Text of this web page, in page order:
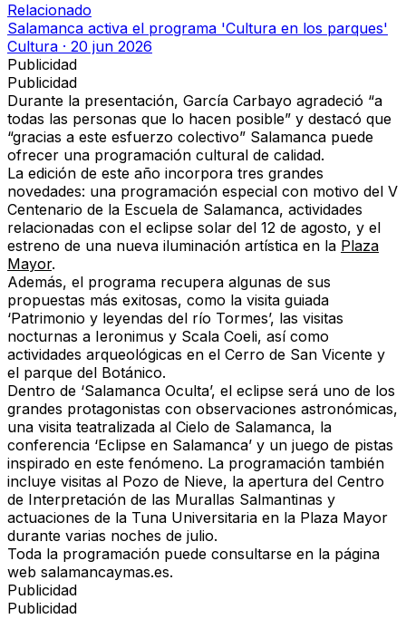
Relacionado
Salamanca activa el programa 'Cultura en los parques'
Cultura · 20 jun 2026
Publicidad
Publicidad
Durante la presentación, García Carbayo agradeció “a
todas las personas que lo hacen posible” y destacó que
“gracias a este esfuerzo colectivo” Salamanca puede
ofrecer una programación cultural de calidad.
La edición de este año incorpora tres grandes
novedades: una programación especial con motivo del V
Centenario de la Escuela de Salamanca, actividades
relacionadas con el eclipse solar del 12 de agosto, y el
estreno de una nueva iluminación artística en la Plaza
Mayor.
Además, el programa recupera algunas de sus
propuestas más exitosas, como la visita guiada
‘Patrimonio y leyendas del río Tormes’, las visitas
nocturnas a Ieronimus y Scala Coeli, así como
actividades arqueológicas en el Cerro de San Vicente y
el parque del Botánico.
Dentro de ‘Salamanca Oculta’, el eclipse será uno de los
grandes protagonistas con observaciones astronómicas,
una visita teatralizada al Cielo de Salamanca, la
conferencia ‘Eclipse en Salamanca’ y un juego de pistas
inspirado en este fenómeno. La programación también
incluye visitas al Pozo de Nieve, la apertura del Centro
de Interpretación de las Murallas Salmantinas y
actuaciones de la Tuna Universitaria en la Plaza Mayor
durante varias noches de julio.
Toda la programación puede consultarse en la página
web salamancaymas.es.
Publicidad
Publicidad